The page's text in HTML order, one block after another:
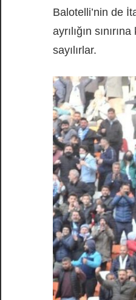
Balotelli’nin de
ayrılığın
sayılırlar.